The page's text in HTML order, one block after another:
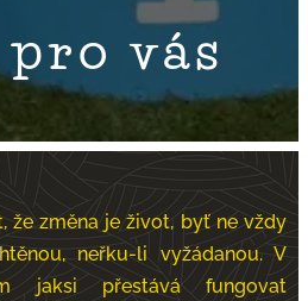
vás
že změna je život, byť ne vždy
neřku-li vyžádanou. V
jaksi přestává fungovat